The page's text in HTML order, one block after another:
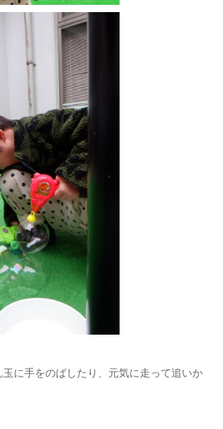
に手をのばしたり、元気に走って追いか